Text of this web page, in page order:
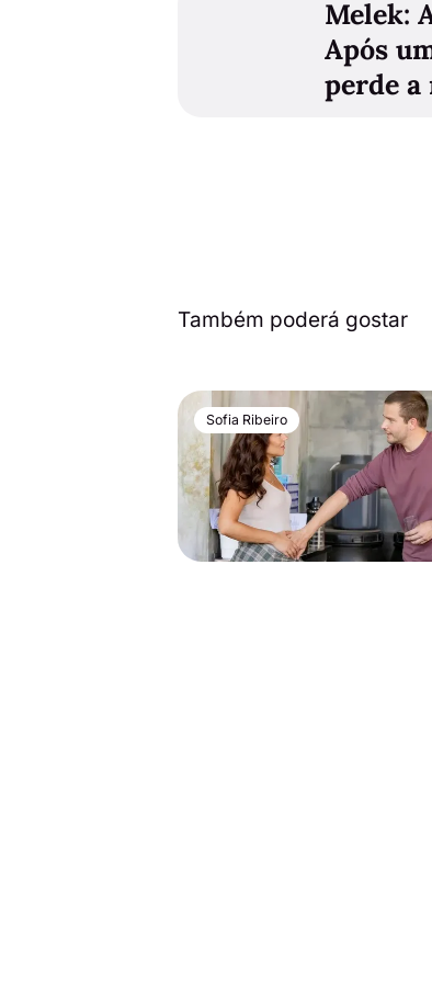
Melek:
Após
perde a
Também poderá gostar
Sofia Ribeiro